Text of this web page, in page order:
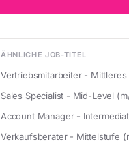
ÄHNLICHE JOB-TITEL
Vertriebsmitarbeiter -
Sales Specialist - Mid-Level
Account Manager -
Verkaufsberater - Mittelstufe